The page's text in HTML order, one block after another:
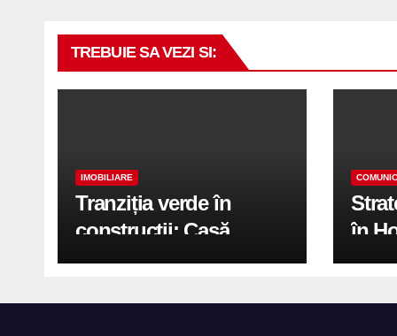
TREBUIE SA VEZI SI:
IMOBILIARE
Tranziția verde în
construcții: Casă
modernă cu structură
în